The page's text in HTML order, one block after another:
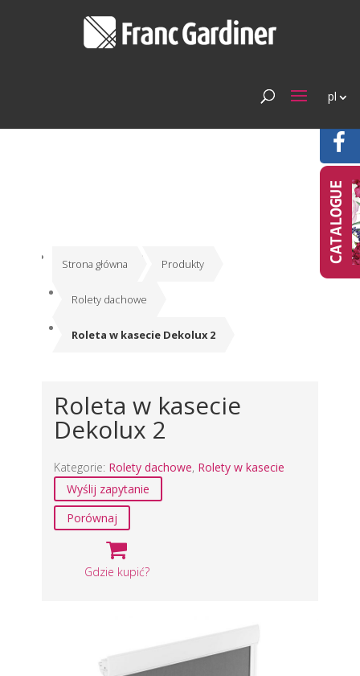
pl
Strona główna Produkty
Rolety dachowe
Roleta w kasecie Dekolux 2
Roleta w kasecie
Dekolux 2
Kategorie: Rolety dachowe, Rolety w kasecie
Wyślij zapytanie
Porównaj
Gdzie kupić?